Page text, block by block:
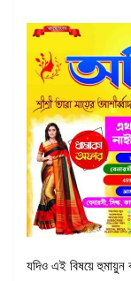
যদিও এই বিষয়ে হুমায়ুন